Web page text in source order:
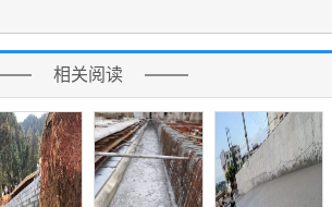
相关阅读